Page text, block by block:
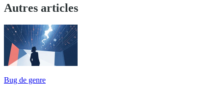
Autres articles
Bug de genre